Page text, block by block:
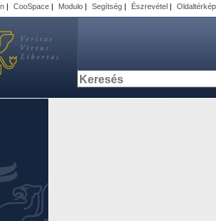
| CooSpace | Modulo | Segítség | Észrevétel | Oldaltérkép